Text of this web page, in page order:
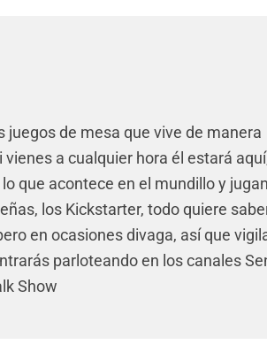
juegos de mesa que vive de manera
vienes a cualquier hora él estará
que acontece en el mundillo y
los Kickstarter, todo quiere
en ocasiones divaga, así que
parloteando en los canales
Show